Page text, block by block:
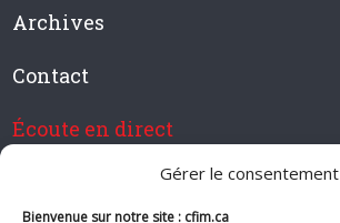
Gérer le consentement
Bienvenue sur notre site : cfim.ca
Archives
Contact
Écoute en direct